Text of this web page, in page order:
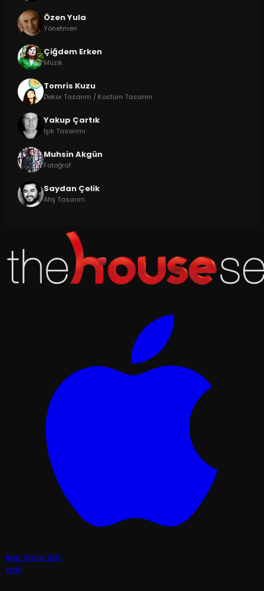
Özen Yula
Yönetmen
Çiğdem Erken
Müzik
Tomris Kuzu
Dekor Tasarım / Kostüm Tasarım
Yakup Çartık
Işık Tasarımı
Muhsin Akgün
Fotoğraf
Saydan Çelik
Afiş Tasarım
App Store'dan
İndir